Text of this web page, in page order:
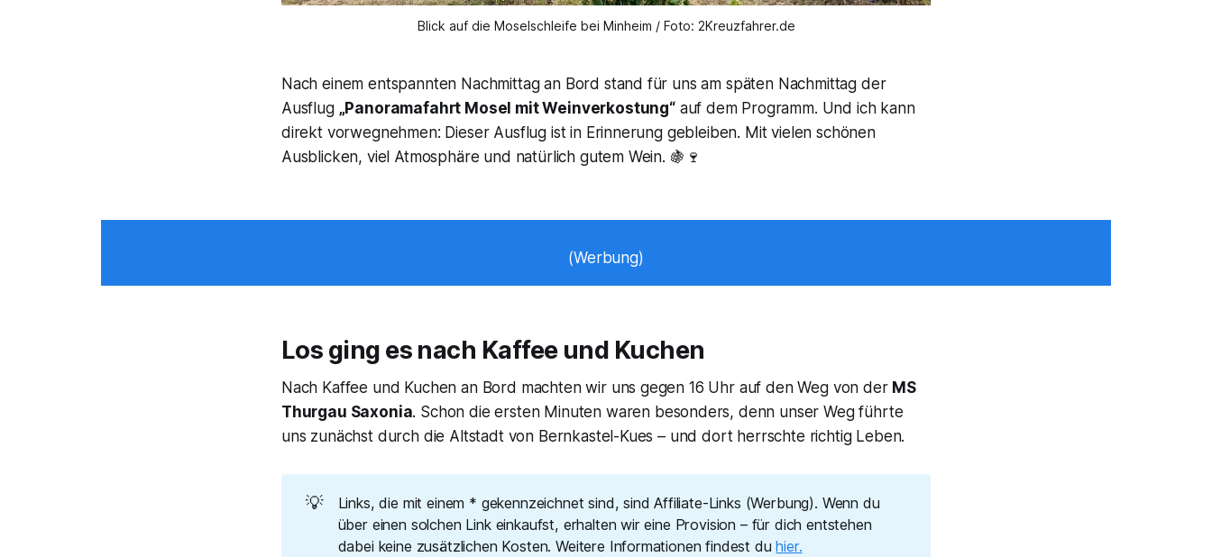
Blick auf die Moselschleife bei Minheim / Foto: 2Kreuzfahrer.de
Nach einem entspannten Nachmittag an Bord stand für uns am späten Nachmittag der
Ausflug „Panoramafahrt Mosel mit Weinverkostung“auf dem Programm. Und ich kann
direkt vorwegnehmen: Dieser Ausflug ist in Erinnerung gebleiben. Mit vielen schönen
Ausblicken, viel Atmosphäre und natürlich gutem Wein. 🍇🍷
(Werbung)
Los ging es nach Kaffee und Kuchen
Nach Kaffee und Kuchen an Bord machten wir uns gegen 16 Uhr auf den Weg von der MS
Thurgau Saxonia. Schon die ersten Minuten waren besonders, denn unser Weg führte
uns zunächst durch die Altstadt von Bernkastel-Kues – und dort herrschte richtig Leben.
💡
Links, die mit einem * gekennzeichnet sind, sind Affiliate-Links (Werbung). Wenn du
über einen solchen Link einkaufst, erhalten wir eine Provision – für dich entstehen
dabei keine zusätzlichen Kosten. Weitere Informationen findest duhier.